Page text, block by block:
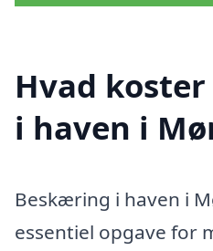
Hvad
i haven i
Beskæring i haven i
essentiel opgave for